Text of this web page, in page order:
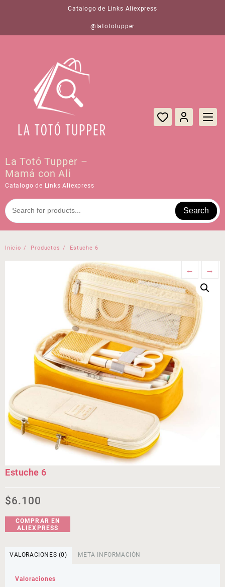
Catalogo de Links Aliexpress
@latototupper
La Totó Tupper –
Mamá con Ali
Catalogo de Links Aliexpress
Search
Inicio Productos Estuche 6
← →
Estuche 6
$6.100
COMPRAR EN
ALIEXPRESS
VALORACIONES (0) META INFORMACIÓN
Valoraciones